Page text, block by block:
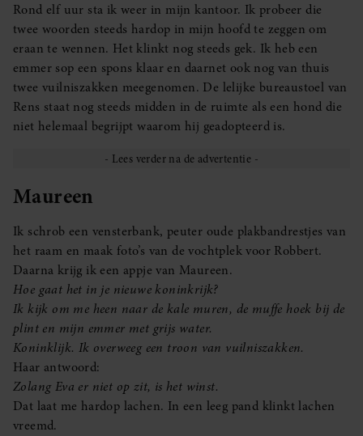
Rond elf uur sta ik weer in mijn kantoor. Ik probeer die
twee woorden steeds hardop in mijn hoofd te zeggen om
eraan te wennen. Het klinkt nog steeds gek. Ik heb een
emmer sop een spons klaar en daarnet ook nog van thuis
twee vuilniszakken meegenomen. De lelijke bureaustoel van
Rens staat nog steeds midden in de ruimte als een hond die
niet helemaal begrijpt waarom hij geadopteerd is.
Maureen
Ik schrob een vensterbank, peuter oude plakbandrestjes van
het raam en maak foto’s van de vochtplek voor Robbert.
Daarna krijg ik een appje van Maureen.
Hoe gaat het in je nieuwe koninkrijk?
Ik kijk om me heen naar de kale muren, de muffe hoek bij de
plint en mijn emmer met grijs water.
Koninklijk. Ik overweeg een troon van vuilniszakken.
Haar antwoord:
Zolang Eva er niet op zit, is het winst.
Dat laat me hardop lachen. In een leeg pand klinkt lachen
vreemd.